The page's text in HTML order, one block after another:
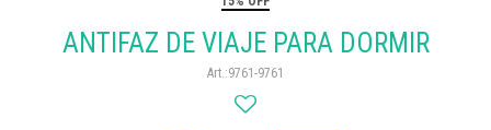
ANTIFAZ DE VIAJE PARA DORMIR
9761-9761